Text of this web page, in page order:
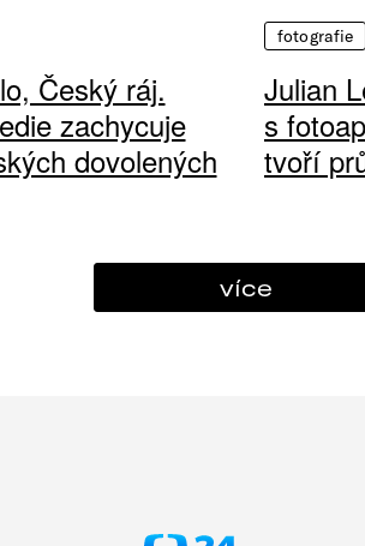
Český ráj.
zachycuje
dovolených
fotografie
Julian
s
tvoří
více